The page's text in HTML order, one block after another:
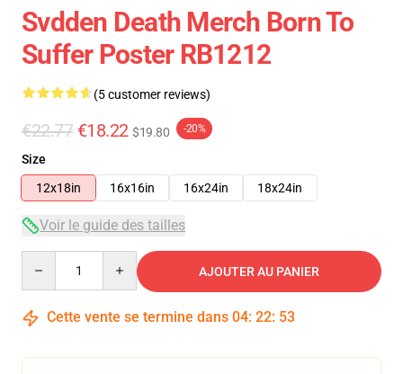
Svdden Death Merch Born To
Suffer Poster RB1212
(5 customer reviews)
€22.77 €18.22 $19.80 -20%
Size
12x18in
16x16in 16x24in 18x24in
Voir le guide des tailles
AJOUTER AU PANIER
Cette vente se termine dans 04: 22: 53